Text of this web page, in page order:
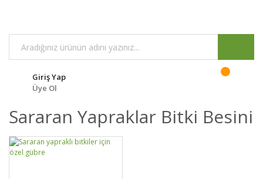
Giriş Yap
Üye Ol
Sararan Yapraklar Bitki Besini